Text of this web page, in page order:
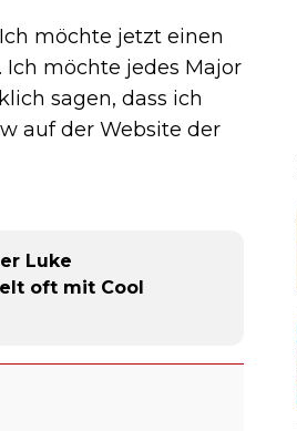
möchte jetzt einen
möchte jedes Major
sagen, dass ich
auf der Website der
Luke
oft mit Cool